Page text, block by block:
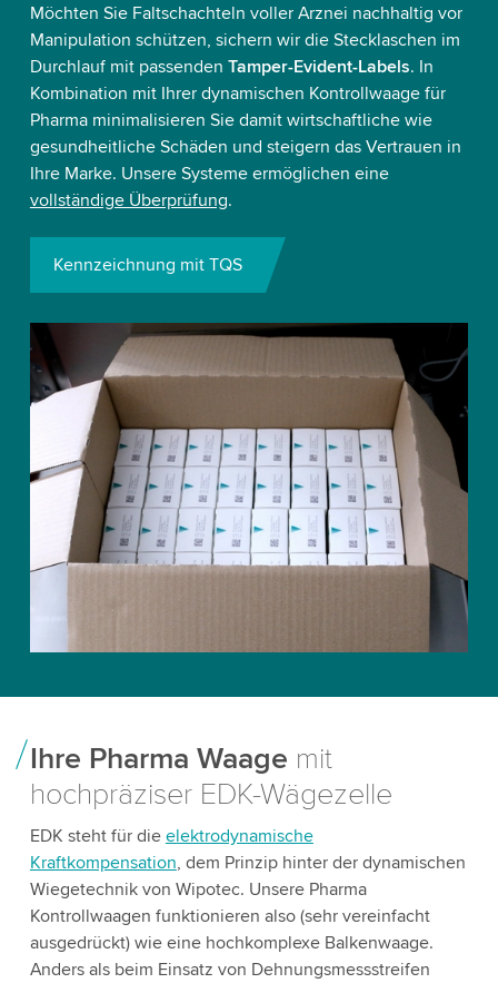
Möchten Sie Faltschachteln voller Arznei nachhaltig vor
Manipulation schützen, sichern wir die Stecklaschen im
Durchlauf mit passenden Tamper-Evident-Labels. In
Kombination mit Ihrer dynamischen Kontrollwaage für
Pharma minimalisieren Sie damit wirtschaftliche wie
gesundheitliche Schäden und steigern das Vertrauen in
Ihre Marke. Unsere Systeme ermöglichen eine
vollständige Überprüfung.
Kennzeichnung mit TQS
Ihre Pharma Waage mit
hochpräziser EDK-Wägezelle
EDK steht für die elektrodynamische
Kraftkompensation, dem Prinzip hinter der dynamischen
Wiegetechnik von Wipotec. Unsere Pharma
Kontrollwaagen funktionieren also (sehr vereinfacht
ausgedrückt) wie eine hochkomplexe Balkenwaage.
Anders als beim Einsatz von Dehnungsmessstreifen